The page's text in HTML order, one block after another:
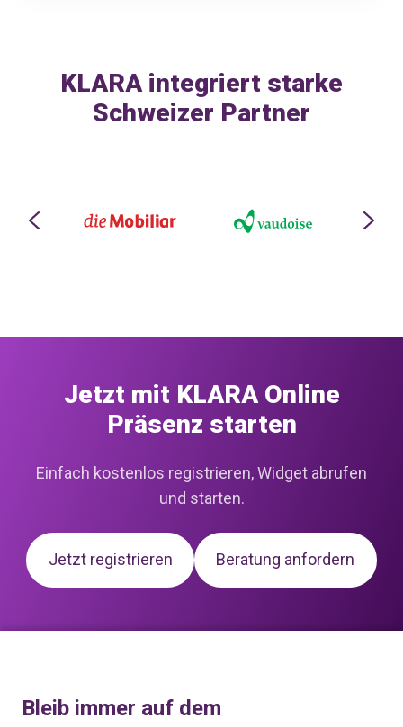
KLARA integriert starke
Schweizer Partner
Jetzt mit KLARA Online
Präsenz starten
Einfach kostenlos registrieren, Widget abrufen
und starten.
Jetzt registrieren Beratung anfordern
Bleib immer auf dem